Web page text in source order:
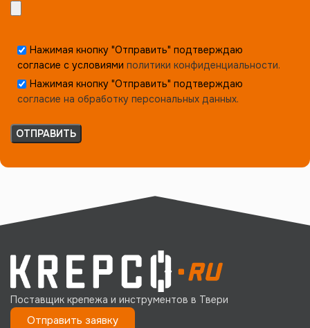
Нажимая кнопку "Отправить" подтверждаю
согласие с условиями политики конфиденциальности.
Нажимая кнопку "Отправить" подтверждаю
согласие на обработку персональных данных.
Поставщик крепежа и инструментов в Твери
Отправить заявку